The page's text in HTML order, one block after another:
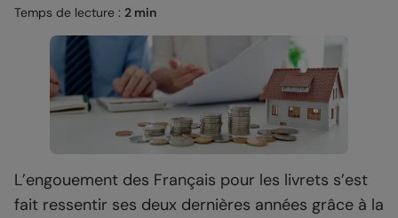
Temps de lecture : 2 min
L’engouement des Français pour les livrets s’est
fait ressentir ses deux dernières années grâce à la